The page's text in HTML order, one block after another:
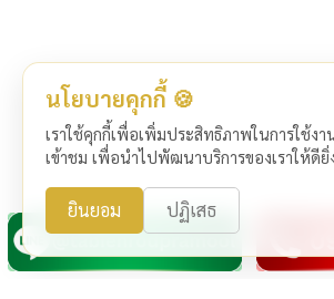
นโยบายคุกกี้ 🍪
เราใช้คุกกี้เพื่อเพิ่มประสิทธิภาพในการใช้งา
เข้าชม เพื่อนำไปพัฒนาบริการของเราให้ดียิ่
ยินยอม ปฏิเสธ